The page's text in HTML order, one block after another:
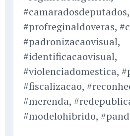
#camaradosdeputados,
#profreginaldoveras,
#padronizacaovisual,
#identificacaovisual,
#violenciadomestica,
#fiscalizacao,
#merenda,
#modelohibrido,